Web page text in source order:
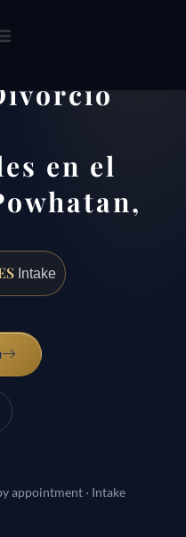
en el
Intake
appointment · Intake